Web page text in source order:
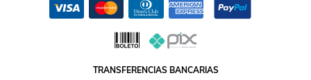
TRANSFERENCIAS BANCARIAS